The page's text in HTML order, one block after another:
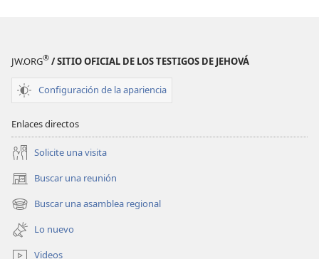
JW.ORG® / SITIO OFICIAL DE LOS TESTIGOS DE JEHOVÁ
Configuración de la apariencia
Enlaces directos
Solicite una visita
Buscar una reunión
(abre
una
nueva
ventana)
Buscar una asamblea regional
(abre
una
nueva
ventana)
Lo nuevo
Videos